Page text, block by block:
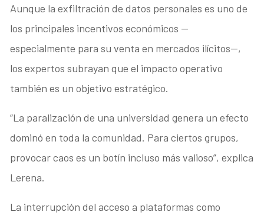
Aunque la exfiltración de datos personales es uno de
los principales incentivos económicos —
especialmente para su venta en mercados ilícitos—,
los expertos subrayan que el impacto operativo
también es un objetivo estratégico.
“La paralización de una universidad genera un efecto
dominó en toda la comunidad. Para ciertos grupos,
provocar caos es un botín incluso más valioso”, explica
Lerena.
La interrupción del acceso a plataformas como